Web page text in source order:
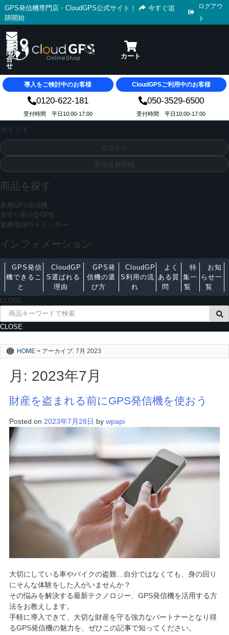
GPS発信機専門店・CloudGPS公式サイト ｜
今すぐ追
跡開始
ログアウ
ト
導入をご検討中のお客様 CloudGPSご利用中のお客様
0120-622-181 050-3529-6500
受付時間 平日10:00-17:00 受付時間 平日10:00-17:00
ポイント
ログイン
新規会員登録
商品を探す
車用GPS発信機
見守り用小型GPS
業務用GPSトラッカー
インフォメーション
GPS発信
機できるこ
と
CloudGP
S選ばれる
理由
GPS発
信機の選
び方
CloudGP
S利用の流
れ
よく
ある質
問
特
集一
覧
お知
らせ一
覧
CLOSE
CLOSE
HOME > アーカイブ: 7月 2023
月: 2023年7月
財産を盗まれる前にGPS発信機を使おう
Posted on 2023年7月28日 by wpapi
大切にしている車やバイクの盗難…自分ではなくても、身の回り
にそんな体験をした人がいませんか？
その悩みを解決する最新テクノロジー、GPS発信機を活用する方
法をお教えします。
手軽に導入できて、大切な財産を守る強力なパートナーとなり得
るGPS発信機の魅力を、ぜひこの記事で知ってください。